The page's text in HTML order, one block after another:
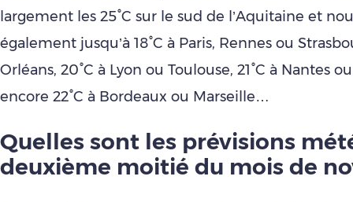
largement les 25°C sur le sud de l’Aquitaine et
également jusqu’à 18°C à Paris, Rennes ou
Orléans, 20°C à Lyon ou Toulouse, 21°C à Nantes
encore 22°C à Bordeaux ou Marseille…
Quelles sont les prévisions
deuxième moitié du mois de